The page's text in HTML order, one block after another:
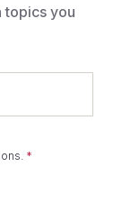
topics you